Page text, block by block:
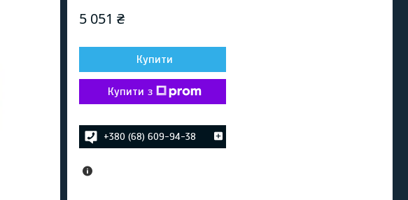
5 051 ₴
Купити
Купити з
+380 (68) 609-94-38